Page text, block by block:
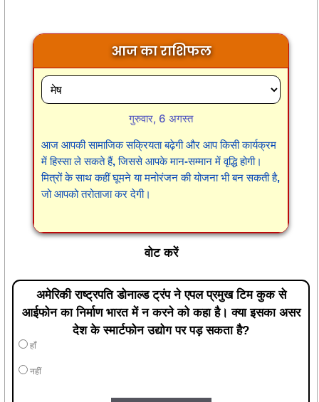
आज का राशिफल
गुरुवार, 6 अगस्त
आज आपकी सामाजिक सक्रियता बढ़ेगी और आप किसी कार्यक्रम
में हिस्सा ले सकते हैं, जिससे आपके मान-सम्मान में वृद्धि होगी।
मित्रों के साथ कहीं घूमने या मनोरंजन की योजना भी बन सकती है,
जो आपको तरोताजा कर देगी।
वोट करें
अमेरिकी राष्ट्रपति डोनाल्ड ट्रंप ने एपल प्रमुख टिम कुक से
आईफोन का निर्माण भारत में न करने को कहा है। क्या इसका असर
देश के स्मार्टफोन उद्योग पर पड़ सकता है?
हाँ
नहीं